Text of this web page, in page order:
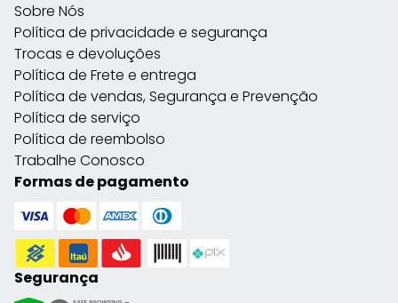
Sobre Nós
Política de privacidade e segurança
Trocas e devoluções
Política de Frete e entrega
Política de vendas, Segurança e Prevenção
Política de serviço
Política de reembolso
Trabalhe Conosco
Formas de pagamento
Segurança